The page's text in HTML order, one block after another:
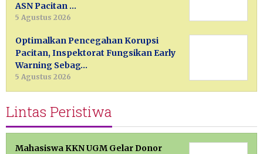
ASN Pacitan …
5 Agustus 2026
Optimalkan Pencegahan Korupsi
Pacitan, Inspektorat Fungsikan Early
Warning Sebag…
5 Agustus 2026
Lintas Peristiwa
Mahasiswa KKN UGM Gelar Donor